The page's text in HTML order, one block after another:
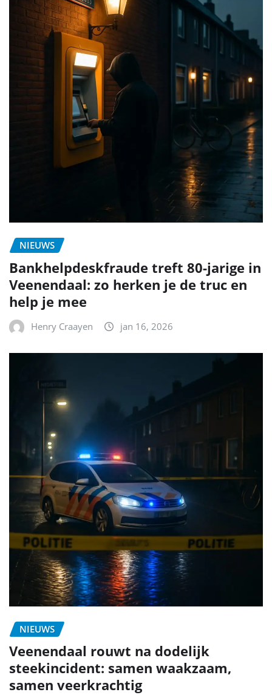
NIEUWS
Bankhelpdeskfraude treft 80-jarige in
Veenendaal: zo herken je de truc en
help je mee
Henry Craayen jan 16, 2026
NIEUWS
Veenendaal rouwt na dodelijk
steekincident: samen waakzaam,
samen veerkrachtig